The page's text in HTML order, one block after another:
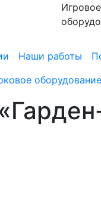
Наши работы